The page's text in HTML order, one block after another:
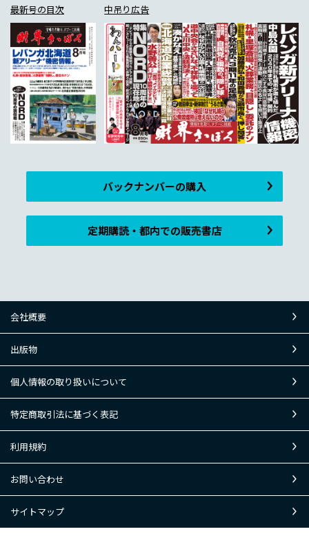
最新号の目次 中吊り広告
バックナンバーの購入
定期購読・都内での販売書店
会社概要
出版物
個人情報の取り扱いについて
特定商取引法に基づく表記
利用規約
お問い合わせ
サイトマップ